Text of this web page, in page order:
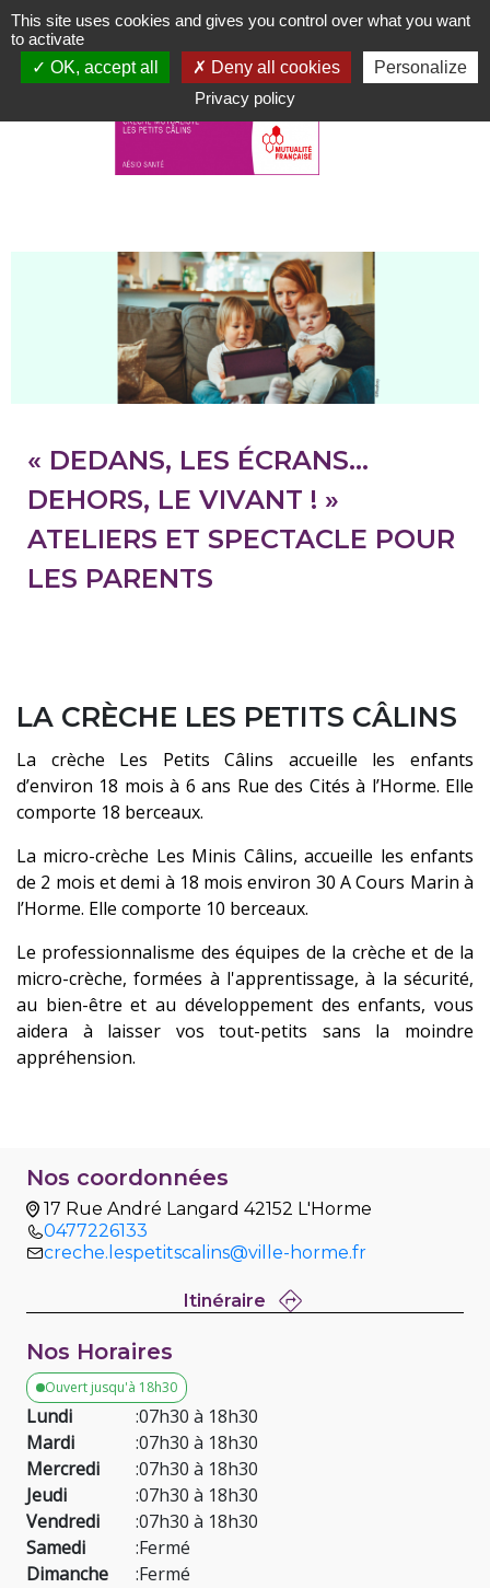
Aller
au
contenu
« DEDANS, LES ÉCRANS…
DEHORS, LE VIVANT ! »
ATELIERS ET SPECTACLE POUR
LES PARENTS
LA CRÈCHE LES PETITS CÂLINS
La crèche Les Petits Câlins accueille les enfants
d’environ 18 mois à 6 ans Rue des Cités à l’Horme. Elle
comporte 18 berceaux.
La micro-crèche Les Minis Câlins, accueille les enfants
de 2 mois et demi à 18 mois environ 30 A Cours Marin à
l’Horme. Elle comporte 10 berceaux.
Le professionnalisme des équipes de la crèche et de la
micro-crèche, formées à l'apprentissage, à la sécurité,
au bien-être et au développement des enfants, vous
aidera à laisser vos tout-petits sans la moindre
appréhension.
Nos coordonnées
17 Rue André Langard 42152 L'Horme
0477226133
creche.lespetitscalins@ville-horme.fr
Itinéraire
Nos Horaires
Ouvert jusqu'à 18h30
Lundi :07h30 à 18h30
Mardi
:07h30 à 18h30
Mercredi
:07h30 à 18h30
Jeudi
:07h30 à 18h30
Vendredi
:07h30 à 18h30
Samedi
:Fermé
Dimanche
:Fermé
This site uses cookies and gives you control over what you want
to activate
OK, accept all
Deny all cookies
Personalize
Privacy policy